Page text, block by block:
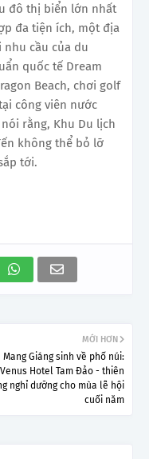
đô thị biển lớn nhất
đa tiện ích, một địa
cầu của du
quốc tế Dream
Beach, chơi golf
công viên nước
rằng, Khu Du lịch
không thể bỏ lỡ
tới.
MỚI HƠN
Mang Giáng sinh về phố núi:
Venus Hotel Tam Đảo - thiên
nghỉ dưỡng cho mùa lễ hội
cuối năm